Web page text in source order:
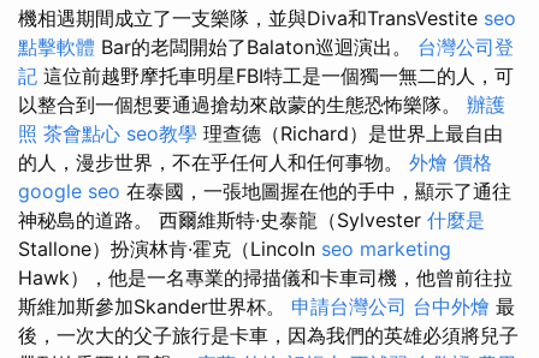
機相遇期間成立了一支樂隊，並與Diva和TransVestite seo
點擊軟體 Bar的老闆開始了Balaton巡迴演出。 台灣公司登
記 這位前越野摩托車明星FBI特工是一個獨一無二的人，可
以整合到一個想要通過搶劫來啟蒙的生態恐怖樂隊。 辦護
照 茶會點心 seo教學 理查德（Richard）是世界上最自由
的人，漫步世界，不在乎任何人和任何事物。 外燴 價格
google seo 在泰國，一張地圖握在他的手中，顯示了通往
神秘島的道路。 西爾維斯特·史泰龍（Sylvester 什麼是
Stallone）扮演林肯·霍克（Lincoln seo marketing
Hawk），他是一名專業的掃描儀和卡車司機，他曾前往拉
斯維加斯參加Skander世界杯。 申請台灣公司 台中外燴 最
後，一次大的父子旅行是卡車，因為我們的英雄必須將兒子